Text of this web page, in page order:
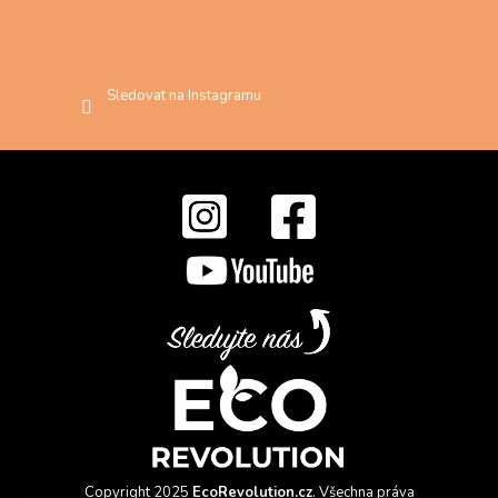
Sledovat na Instagramu
Copyright 2025 EcoRevolution.cz. Všechna práva